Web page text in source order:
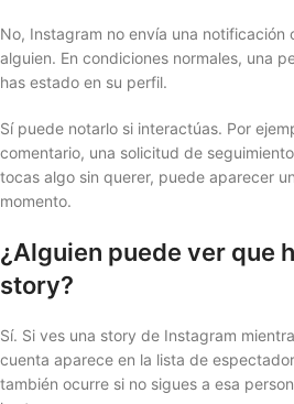
No, Instagram no envía una notificación
alguien. En condiciones normales, una
has estado en su perfil.
Sí puede notarlo si interactúas. Por
comentario, una solicitud de
tocas algo sin querer, puede aparecer
momento.
¿Alguien puede ver que
story?
Sí. Si ves una story de Instagram
cuenta aparece en la lista de
también ocurre si no sigues a esa